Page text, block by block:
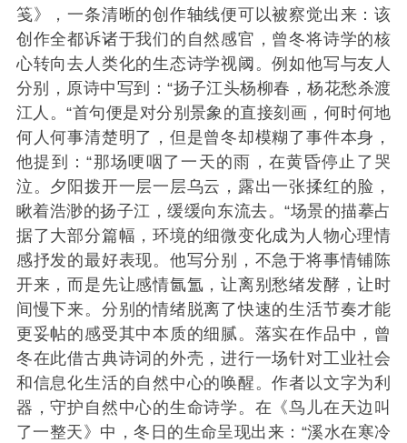
笺》，一条清晰的创作轴线便可以被察觉出来：该
创作全都诉诸于我们的自然感官，曾冬将诗学的核
心转向去人类化的生态诗学视阈。例如他写与友人
分别，原诗中写到：“扬子江头杨柳春，杨花愁杀渡
江人。“首句便是对分别景象的直接刻画，何时何地
何人何事清楚明了，但是曾冬却模糊了事件本身，
他提到：“那场哽咽了一天的雨，在黄昏停止了哭
泣。夕阳拨开一层一层乌云，露出一张揉红的脸，
瞅着浩渺的扬子江，缓缓向东流去。“场景的描摹占
据了大部分篇幅，环境的细微变化成为人物心理情
感抒发的最好表现。他写分别，不急于将事情铺陈
开来，而是先让感情氤氲，让离别愁绪发酵，让时
间慢下来。分别的情绪脱离了快速的生活节奏才能
更妥帖的感受其中本质的细腻。落实在作品中，曾
冬在此借古典诗词的外壳，进行一场针对工业社会
和信息化生活的自然中心的唤醒。作者以文字为利
器，守护自然中心的生命诗学。在《鸟儿在天边叫
了一整天》中，冬日的生命呈现出来：“溪水在寒冷